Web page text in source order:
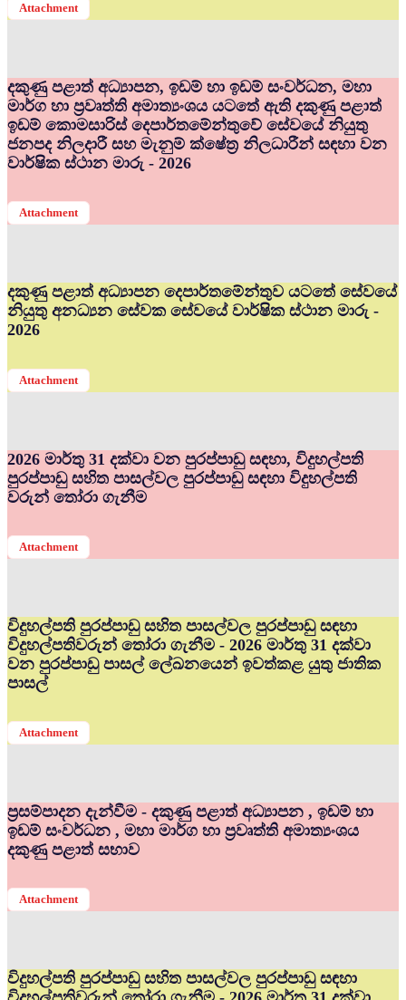
Attachment
දකුණු පළාත් අධ්‍යාපන, ඉඩම් හා ඉඩම් සංවර්ධන, මහා
මාර්ග හා ප්‍රවෘත්ති අමාත්‍යංශය යටතේ ඇති දකුණු පළාත්
ඉඩම් කොමසාරිස් දෙපාර්තමේන්තුවේ සේවයේ නියුතු
ජනපද නිලදාරී සහ මැනුම් ක්ෂේත්‍ර නිලධාරීන් සඳහා වන
වාර්ෂික ස්ථාන මාරු - 2026
Attachment
දකුණු පළාත් අධ්‍යාපන දෙපාර්තමේන්තුව යටතේ සේවයේ
නියුතු අනධ්‍යන සේවක සේවයේ වාර්ෂික ස්ථාන මාරු -
2026
Attachment
2026 මාර්තු 31 දක්වා වන පුරප්පාඩු සඳහා, විදුහල්පති
පුරප්පාඩු සහිත පාසල්වල පුරප්පාඩු සඳහා විදුහල්පති
වරුන් තෝරා ගැනීම
Attachment
විදුහල්පති පුරප්පාඩු සහිත පාසල්වල පුරප්පාඩු සඳහා
විදුහල්පතිවරුන් තෝරා ගැනීම - 2026 මාර්තු 31 දක්වා
වන පුරප්පාඩු පාසල් ලේඛනයෙන් ඉවත්කළ යුතු ජාතික
පාසල්
Attachment
ප්‍රසම්පාදන දැන්වීම - දකුණු පළාත් අධ්‍යාපන , ඉඩම් හා
ඉඩම් සංවර්ධන , මහා මාර්ග හා ප්‍රවෘත්ති අමාත්‍යංශය
දකුණු පළාත් සභාව
Attachment
විදුහල්පති පුරප්පාඩු සහිත පාසල්වල පුරප්පාඩු සඳහා